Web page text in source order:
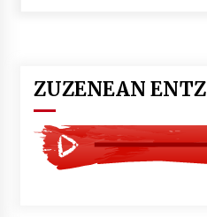
Larunbatean
da
2026/07/07
ZUZENEAN